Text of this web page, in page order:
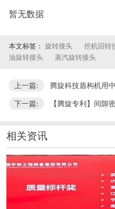
暂无数据
本文标签： 旋转接头 挖机回转
油旋转接头
蒸汽旋转接头
上一篇: 腾旋科技盾构机用
下一篇: 【腾旋专利】间隙
相关资讯